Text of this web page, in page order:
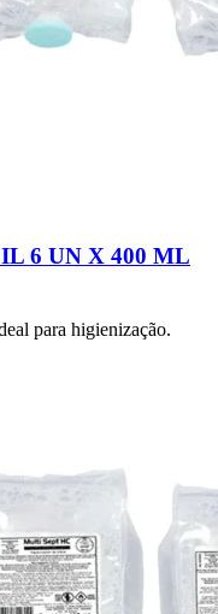
6 UN X 400 ML
para higienização.